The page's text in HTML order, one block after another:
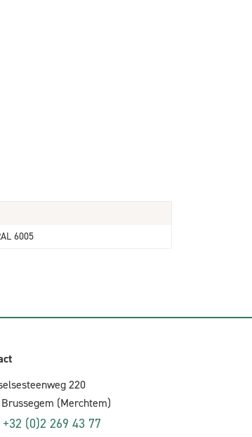
6005
220
Brussegem (Merchtem)
+32 (0)2 269 43 77